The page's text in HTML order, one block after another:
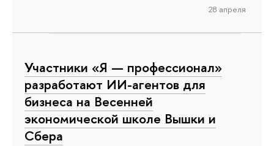
28 апреля
Участники «Я — профессионал»
разработают ИИ-агентов для
бизнеса на Весенней
экономической школе Вышки и
Сбера